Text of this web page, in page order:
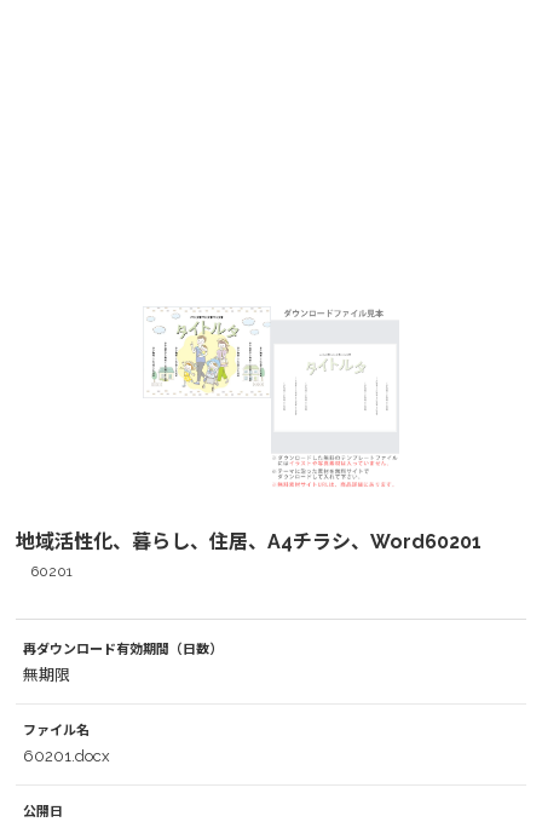
地域活性化、暮らし、住居、A4チラシ、Word60201
60201
再ダウンロード有効期間（日数）
無期限
ファイル名
60201.docx
公開日